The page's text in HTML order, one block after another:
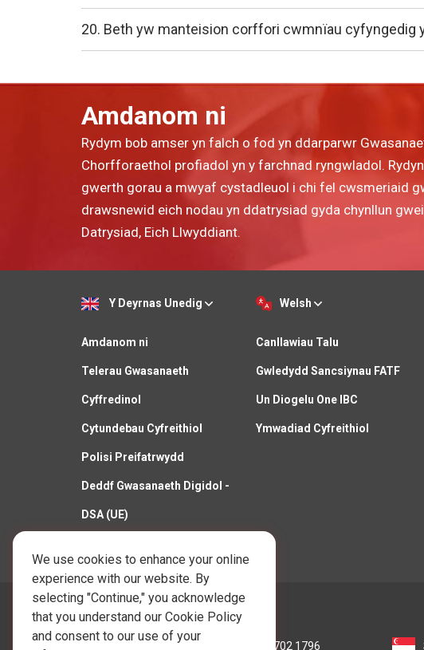
20. Beth yw manteision corffori cwmnïau cyfyngedig
Amdanom ni
Rydym bob amser yn falch o fod yn ddarparwr
Chorfforaethol profiadol yn y farchnad ryngwladol.
gwerth gorau a mwyaf cystadleuol i chi fel cwsmeriaid
drawsnewid eich nodau yn ddatrysiad gyda chynllun
Datrysiad, Eich Llwyddiant.
Y Deyrnas Unedig Welsh
Amdanom ni
Telerau Gwasanaeth
Cyffredinol
Cytundebau Cyfreithiol
Polisi Preifatrwydd
Deddf Gwasanaeth Digidol -
DSA (UE)
Canllawiau Talu
Gwledydd Sancsiynau FATF
Un Diogelu One IBC
Ymwadiad Cyfreithiol
We use cookies to enhance your online
experience with our website. By
selecting "Continue," you acknowledge
that you understand our Cookie Policy
and consent to our use of your
Ffoniwch Ni:
+852 3702 1796